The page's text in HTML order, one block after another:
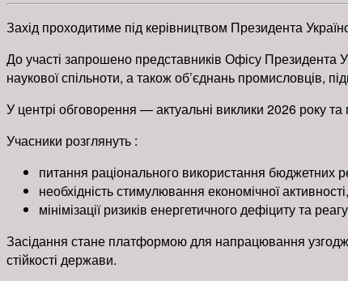
Захід проходитиме під керівництвом Президента
До участі запрошено представників Офісу Президента
наукової спільноти, а також об’єднань промисловців,
У центрі обговорення — актуальні виклики 2026 року
Учасники розглянуть :
питання раціонального використання бюджетних
необхідність стимулювання економічної
мінімізації ризиків енергетичного дефіциту та
Засідання стане платформою для напрацювання
стійкості держави.